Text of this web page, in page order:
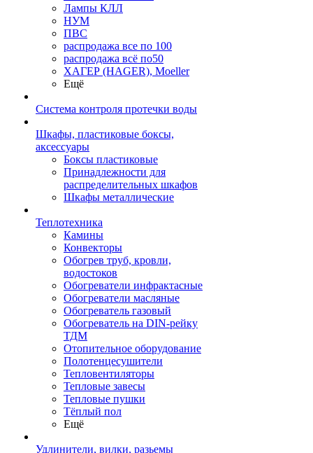
Лампы КЛЛ
НУМ
ПВС
распродажа все по 100
распродажа всё по50
ХАГЕР (HAGER), Moeller
Ещё
Система контроля протечки воды
Шкафы, пластиковые боксы,
аксессуары
Боксы пластиковые
Принадлежности для
распределительных шкафов
Шкафы металлические
Теплотехника
Камины
Конвекторы
Обогрев труб, кровли,
водостоков
Обогреватели инфрактасные
Обогреватели масляные
Обогреватель газовый
Обогреватель на DIN-рейку
ТДМ
Отопительное оборудование
Полотенцесушители
Тепловентиляторы
Тепловые завесы
Тепловые пушки
Тёплый пол
Ещё
Удлинители, вилки, разьемы